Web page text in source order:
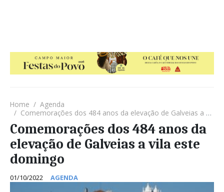
Home
Agenda
Comemorações dos 484 anos da elevação de Galveias a vila este domingo
Comemorações dos 484 anos da
elevação de Galveias a vila este
domingo
01/10/2022 AGENDA